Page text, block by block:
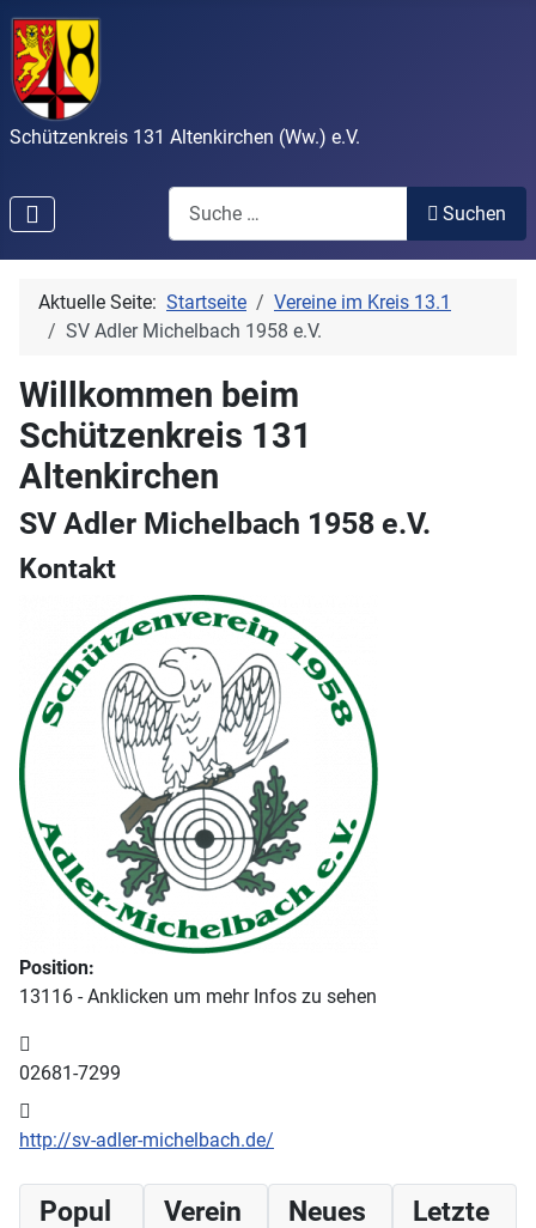
Schützenkreis 131 Altenkirchen (Ww.) e.V.
Search
Suchen
Aktuelle Seite: Startseite
Vereine im Kreis 13.1
SV Adler Michelbach 1958 e.V.
Willkommen beim
Schützenkreis 131
Altenkirchen
SV Adler Michelbach 1958 e.V.
Kontakt
Position:
13116 - Anklicken um mehr Infos zu sehen
02681-7299
http://sv-adler-michelbach.de/
Popul
Verein
Neues
Letzte